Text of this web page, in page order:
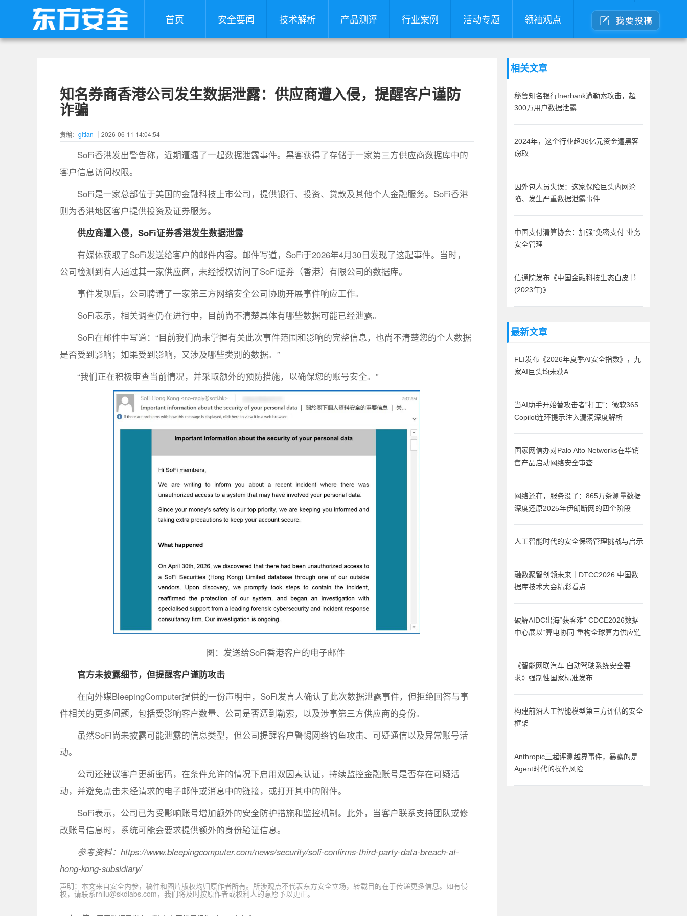
首页 安全要闻 技术解析 产品测评 行业案例 活动专题 领袖观点
知名券商香港公司发生数据泄露：供应商遭入侵，提醒客户谨防
诈骗
责编： gltian ｜2026-06-11 14:04:54
SoFi香港发出警告称，近期遭遇了一起数据泄露事件。黑客获得了存储于一家第三方供应商数据库中的
客户信息访问权限。
SoFi是一家总部位于美国的金融科技上市公司，提供银行、投资、贷款及其他个人金融服务。SoFi香港
则为香港地区客户提供投资及证券服务。
供应商遭入侵， SoFi证券香港发生数据泄露
有媒体获取了SoFi发送给客户的邮件内容。邮件写道，SoFi于2026年4月30日发现了这起事件。当时，
公司检测到有人通过其一家供应商，未经授权访问了SoFi证券（香港）有限公司的数据库。
事件发现后，公司聘请了一家第三方网络安全公司协助开展事件响应工作。
SoFi表示，相关调查仍在进行中，目前尚不清楚具体有哪些数据可能已经泄露。
SoFi在邮件中写道：“目前我们尚未掌握有关此次事件范围和影响的完整信息，也尚不清楚您的个人数据
是否受到影响；如果受到影响，又涉及哪些类别的数据。”
“我们正在积极审查当前情况，并采取额外的预防措施，以确保您的账号安全。”
图：发送给SoFi香港客户的电子邮件
官方未披露细节，但提醒客户谨防攻击
在向外媒BleepingComputer提供的一份声明中，SoFi发言人确认了此次数据泄露事件，但拒绝回答与事
件相关的更多问题，包括受影响客户数量、公司是否遭到勒索，以及涉事第三方供应商的身份。
虽然SoFi尚未披露可能泄露的信息类型，但公司提醒客户警惕网络钓鱼攻击、可疑通信以及异常账号活
动。
公司还建议客户更新密码，在条件允许的情况下启用双因素认证，持续监控金融账号是否存在可疑活
动，并避免点击未经请求的电子邮件或消息中的链接，或打开其中的附件。
SoFi表示，公司已为受影响账号增加额外的安全防护措施和监控机制。此外，当客户联系支持团队或修
改账号信息时，系统可能会要求提供额外的身份验证信息。
参考资料：https://www.bleepingcomputer.com/news/security/sofi-confirms-third-party-data-breach-at-
hong-kong-subsidiary/
声明：本文来自安全内参，稿件和图片版权均归原作者所有。所涉观点不代表东方安全立场，转载目的在于传递更多信息。如有侵
权，请联系rhliu@skdlabs.com，我们将及时按原作者或权利人的意愿予以更正。
相关文章
秘鲁知名银行Inerbank遭勒索攻击，超
300万用户数据泄露
2024年，这个行业超36亿元资金遭黑客
窃取
因外包人员失误：这家保险巨头内网沦
陷、发生严重数据泄露事件
中国支付清算协会：加强“免密支付”业务
安全管理
信通院发布《中国金融科技生态白皮书
(2023年)》
最新文章
FLI发布《2026年夏季AI安全指数》，九
家AI巨头均未获A
当AI助手开始替攻击者”打工”：微软365
Copilot连环提示注入漏洞深度解析
国家网信办对Palo Alto Networks在华销
售产品启动网络安全审查
网络还在，服务没了：865万条测量数据
深度还原2025年伊朗断网的四个阶段
人工智能时代的安全保密管理挑战与启示
融数聚智创领未来｜DTCC2026 中国数
据库技术大会精彩看点
破解AIDC出海“获客难” CDCE2026数据
中心展以“算电协同”重构全球算力供应链
《智能网联汽车 自动驾驶系统安全要
求》强制性国家标准发布
构建前沿人工智能模型第三方评估的安全
框架
Anthropic三起评测越界事件，暴露的是
Agent时代的操作风险